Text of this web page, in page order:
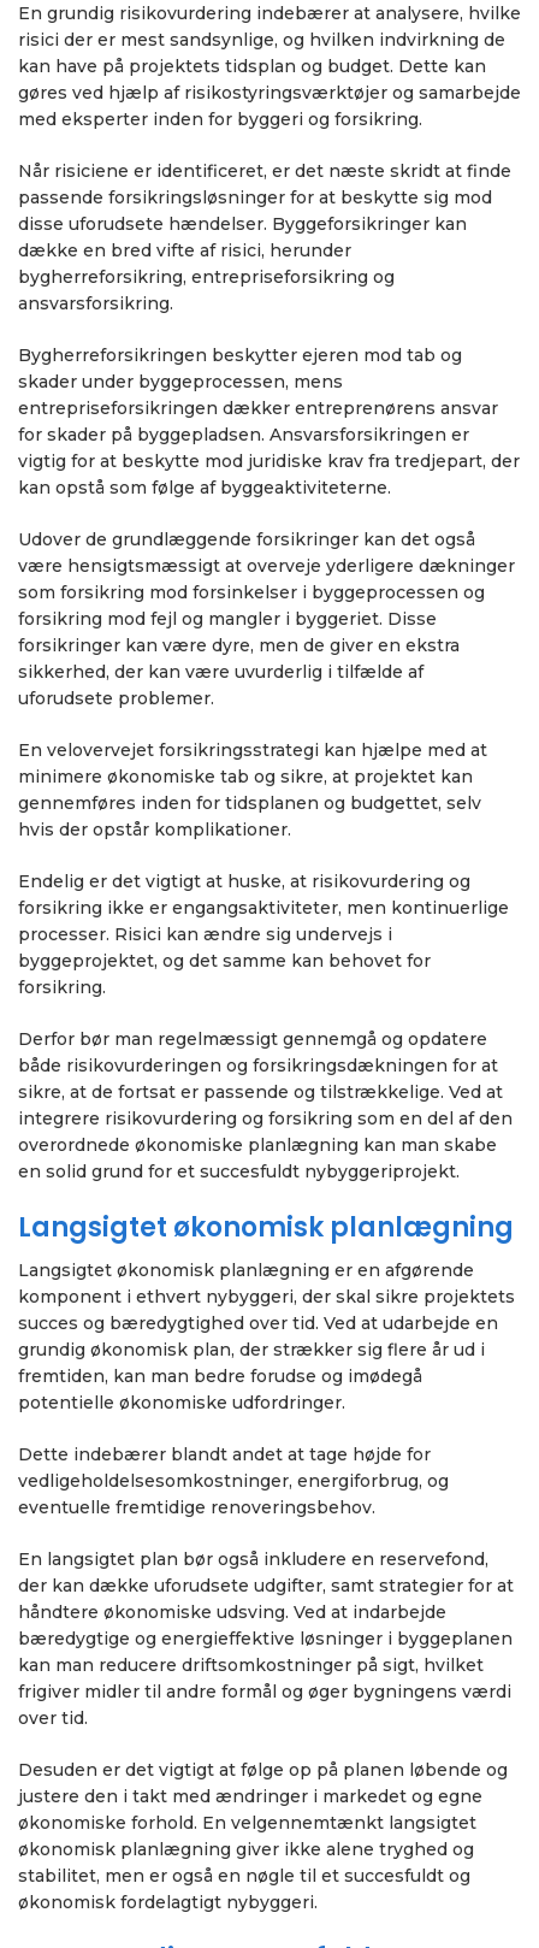
En grundig risikovurdering indebærer at analysere, hvilke
risici der er mest sandsynlige, og hvilken indvirkning de
kan have på projektets tidsplan og budget. Dette kan
gøres ved hjælp af risikostyringsværktøjer og samarbejde
med eksperter inden for byggeri og forsikring.
Når risiciene er identificeret, er det næste skridt at finde
passende forsikringsløsninger for at beskytte sig mod
disse uforudsete hændelser. Byggeforsikringer kan
dække en bred vifte af risici, herunder
bygherreforsikring, entrepriseforsikring og
ansvarsforsikring.
Bygherreforsikringen beskytter ejeren mod tab og
skader under byggeprocessen, mens
entrepriseforsikringen dækker entreprenørens ansvar
for skader på byggepladsen. Ansvarsforsikringen er
vigtig for at beskytte mod juridiske krav fra tredjepart, der
kan opstå som følge af byggeaktiviteterne.
Udover de grundlæggende forsikringer kan det også
være hensigtsmæssigt at overveje yderligere dækninger
som forsikring mod forsinkelser i byggeprocessen og
forsikring mod fejl og mangler i byggeriet. Disse
forsikringer kan være dyre, men de giver en ekstra
sikkerhed, der kan være uvurderlig i tilfælde af
uforudsete problemer.
En velovervejet forsikringsstrategi kan hjælpe med at
minimere økonomiske tab og sikre, at projektet kan
gennemføres inden for tidsplanen og budgettet, selv
hvis der opstår komplikationer.
Endelig er det vigtigt at huske, at risikovurdering og
forsikring ikke er engangsaktiviteter, men kontinuerlige
processer. Risici kan ændre sig undervejs i
byggeprojektet, og det samme kan behovet for
forsikring.
Derfor bør man regelmæssigt gennemgå og opdatere
både risikovurderingen og forsikringsdækningen for at
sikre, at de fortsat er passende og tilstrækkelige. Ved at
integrere risikovurdering og forsikring som en del af den
overordnede økonomiske planlægning kan man skabe
en solid grund for et succesfuldt nybyggeriprojekt.
Langsigtet økonomisk planlægning
Langsigtet økonomisk planlægning er en afgørende
komponent i ethvert nybyggeri, der skal sikre projektets
succes og bæredygtighed over tid. Ved at udarbejde en
grundig økonomisk plan, der strækker sig flere år ud i
fremtiden, kan man bedre forudse og imødegå
potentielle økonomiske udfordringer.
Dette indebærer blandt andet at tage højde for
vedligeholdelsesomkostninger, energiforbrug, og
eventuelle fremtidige renoveringsbehov.
En langsigtet plan bør også inkludere en reservefond,
der kan dække uforudsete udgifter, samt strategier for at
håndtere økonomiske udsving. Ved at indarbejde
bæredygtige og energieffektive løsninger i byggeplanen
kan man reducere driftsomkostninger på sigt, hvilket
frigiver midler til andre formål og øger bygningens værdi
over tid.
Desuden er det vigtigt at følge op på planen løbende og
justere den i takt med ændringer i markedet og egne
økonomiske forhold. En velgennemtænkt langsigtet
økonomisk planlægning giver ikke alene tryghed og
stabilitet, men er også en nøgle til et succesfuldt og
økonomisk fordelagtigt nybyggeri.